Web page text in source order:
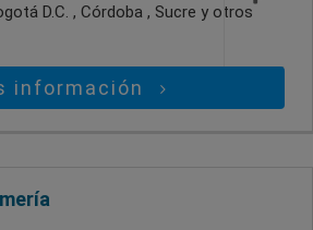
D.C. , Córdoba , Sucre y otros
información